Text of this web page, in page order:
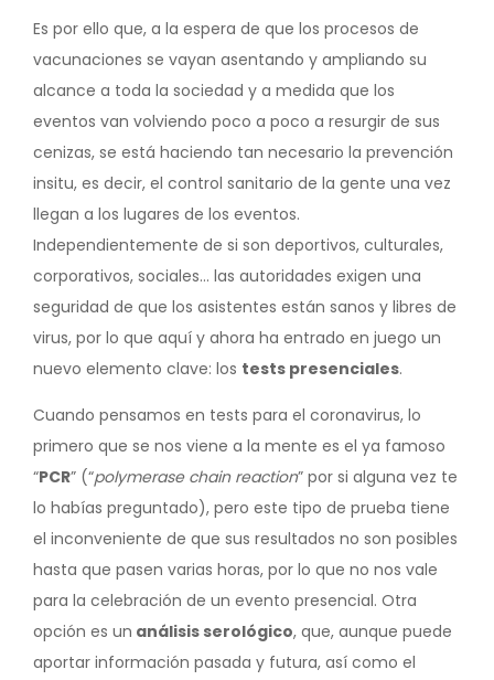
Es por ello que, a la espera de que los procesos de
vacunaciones se vayan asentando y ampliando su
alcance a toda la sociedad y a medida que los
eventos van volviendo poco a poco a resurgir de sus
cenizas, se está haciendo tan necesario la prevención
insitu, es decir, el control sanitario de la gente una vez
llegan a los lugares de los eventos.
Independientemente de si son deportivos, culturales,
corporativos, sociales… las autoridades exigen una
seguridad de que los asistentes están sanos y libres de
virus, por lo que aquí y ahora ha entrado en juego un
nuevo elemento clave: los tests presenciales.
Cuando pensamos en tests para el coronavirus, lo
primero que se nos viene a la mente es el ya famoso
“PCR” (“polymerase chain reaction” por si alguna vez te
lo habías preguntado), pero este tipo de prueba tiene
el inconveniente de que sus resultados no son posibles
hasta que pasen varias horas, por lo que no nos vale
para la celebración de un evento presencial. Otra
opción es un análisis serológico, que, aunque puede
aportar información pasada y futura, así como el